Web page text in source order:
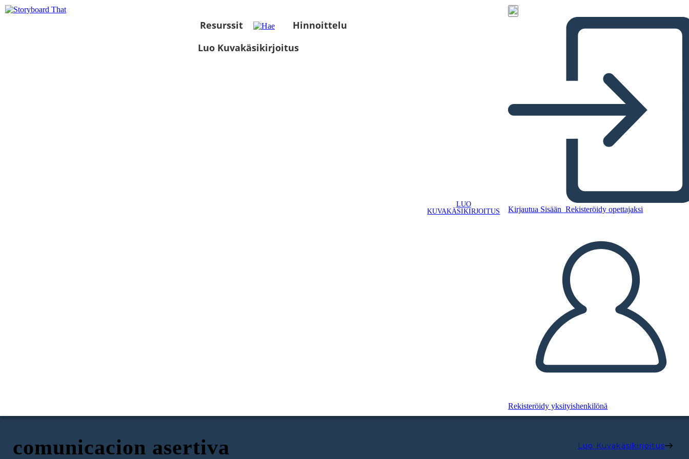
Resurssit
Hinnoittelu
Luo Kuvakäsikirjoitus
LUO
KUVAKÄSIKIRJOITUS
Kirjautua Sisään Rekisteröidy opettajaksi
Rekisteröidy yksityishenkilönä
comunicacion asertiva Luo Kuvakäsikirjoitus